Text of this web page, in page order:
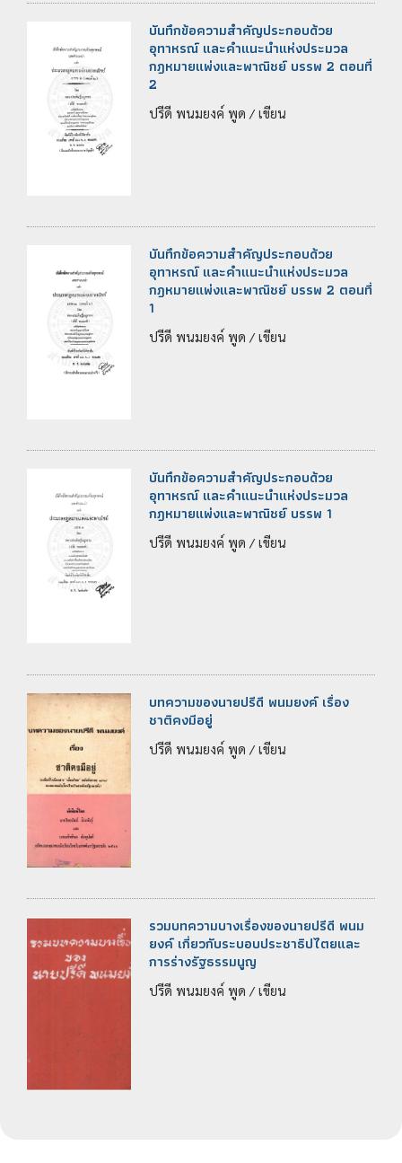
บันทึกข้อความสำคัญประกอบด้วย
อุทาหรณ์ และคำแนะนำแห่งประมวล
กฎหมายแพ่งและพาณิชย์ บรรพ 2 ตอนที่
2
ปรีดี พนมยงค์ พูด / เขียน
บันทึกข้อความสำคัญประกอบด้วย
อุทาหรณ์ และคำแนะนำแห่งประมวล
กฎหมายแพ่งและพาณิชย์ บรรพ 2 ตอนที่
1
ปรีดี พนมยงค์ พูด / เขียน
บันทึกข้อความสำคัญประกอบด้วย
อุทาหรณ์ และคำแนะนำแห่งประมวล
กฎหมายแพ่งและพาณิชย์ บรรพ 1
ปรีดี พนมยงค์ พูด / เขียน
บทความของนายปรีดี พนมยงค์ เรื่อง
ชาติคงมีอยู่
ปรีดี พนมยงค์ พูด / เขียน
รวมบทความบางเรื่องของนายปรีดี พนม
ยงค์ เกี่ยวกับระบอบประชาธิปไตยและ
การร่างรัฐธรรมนูญ
ปรีดี พนมยงค์ พูด / เขียน